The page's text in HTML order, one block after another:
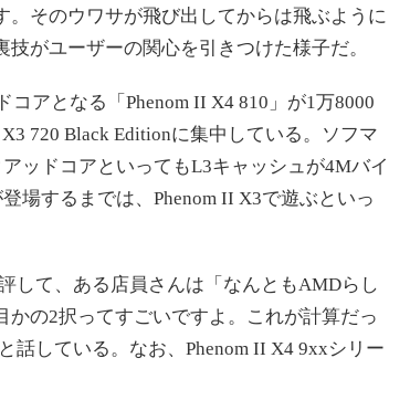
そのウワサが飛び出してからは飛ぶように
がユーザーの関心を引きつけた様子だ。
アとなる「Phenom II X4 810」が1万8000
720 Black Editionに集中している。ソフマ
ッドコアといってもL3キャッシュが4Mバイ
場するまでは、Phenom II X3で遊ぶといっ
して、ある店員さんは「なんともAMDらし
の2択ってすごいですよ。これが計算だっ
話している。なお、Phenom II X4 9xxシリー